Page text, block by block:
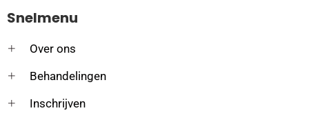
Snelmenu
Over ons
Behandelingen
Inschrijven